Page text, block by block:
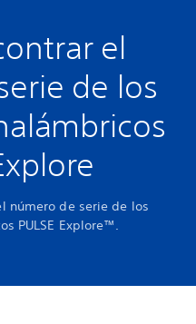
el
de los
número de serie de los
PULSE Explore™.